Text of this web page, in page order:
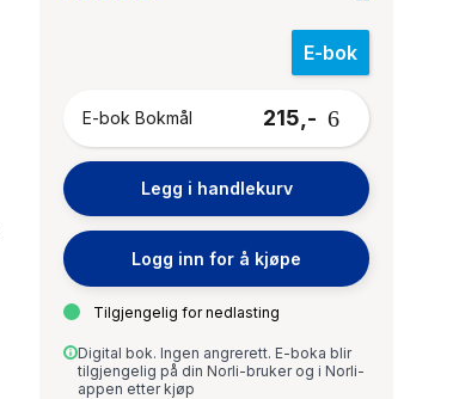
E-bok
E-bok Bokmål 215,-
Legg i handlekurv
Logg inn for å kjøpe
Tilgjengelig for nedlasting
Digital bok. Ingen angrerett. E-boka blir
tilgjengelig på din Norli-bruker og i Norli-
appen etter kjøp